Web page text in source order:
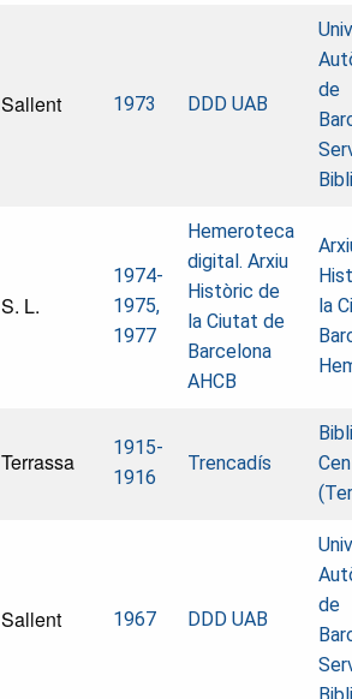
Sallent 1973 DDD UAB
de
S. L.
1974-
1975,
1977
Hemeroteca
digital. Arxiu
Històric de
la Ciutat de
Barcelona
AHCB
la
Terrassa
1915-
1916
Trencadís
Sallent 1967 DDD UAB
de